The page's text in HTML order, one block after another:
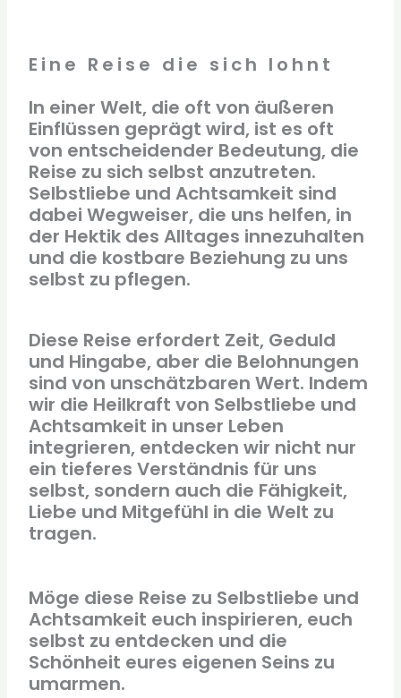
Eine Reise die sich lohnt
In einer Welt, die oft von äußeren
Einflüssen geprägt wird, ist es oft
von entscheidender Bedeutung, die
Reise zu sich selbst anzutreten.
Selbstliebe und Achtsamkeit sind
dabei Wegweiser, die uns helfen, in
der Hektik des Alltages innezuhalten
und die kostbare Beziehung zu uns
selbst zu pflegen.
Diese Reise erfordert Zeit, Geduld
und Hingabe, aber die Belohnungen
sind von unschätzbaren Wert. Indem
wir die Heilkraft von Selbstliebe und
Achtsamkeit in unser Leben
integrieren, entdecken wir nicht nur
ein tieferes Verständnis für uns
selbst, sondern auch die Fähigkeit,
Liebe und Mitgefühl in die Welt zu
tragen.
Möge diese Reise zu Selbstliebe und
Achtsamkeit euch inspirieren, euch
selbst zu entdecken und die
Schönheit eures eigenen Seins zu
umarmen.